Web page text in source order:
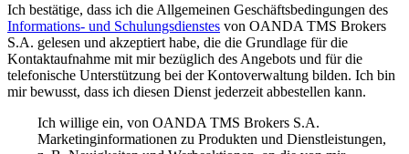
Ich bestätige, dass ich die Allgemeinen Geschäftsbedingungen des
Informations- und Schulungsdienstes von OANDA TMS Brokers
S.A. gelesen und akzeptiert habe, die die Grundlage für die
Kontaktaufnahme mit mir bezüglich des Angebots und für die
telefonische Unterstützung bei der Kontoverwaltung bilden. Ich bin
mir bewusst, dass ich diesen Dienst jederzeit abbestellen kann.
Ich willige ein, von OANDA TMS Brokers S.A.
Marketinginformationen zu Produkten und Dienstleistungen,